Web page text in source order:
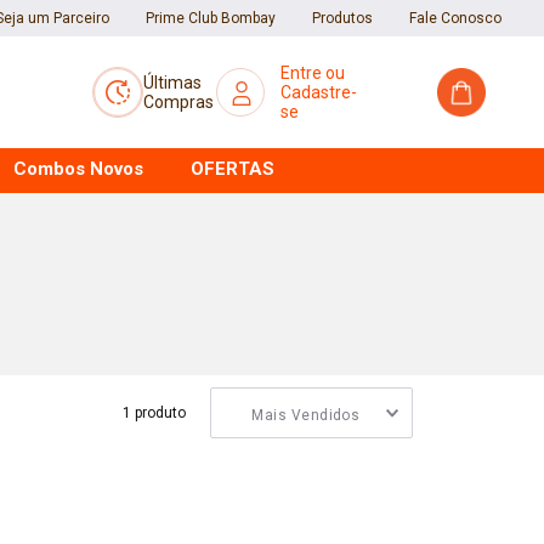
um Parceiro Prime Club Bombay Produtos Fale Conosco
Últimas
Compras
Combos Novos OFERTAS
1 produto Mais Vendidos